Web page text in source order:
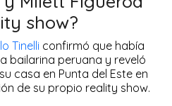
show?
Tinelli confirmó que había
bailarina peruana y reveló
casa en Punta del Este en
de su propio reality show.